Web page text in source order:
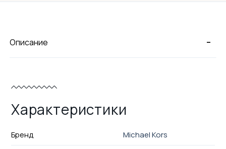
-
Описание
Характеристики
Бренд
Michael Kors